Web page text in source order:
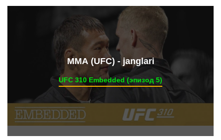
ММА (UFC) - janglari
UFC 310 Embedded (эпизод 5)